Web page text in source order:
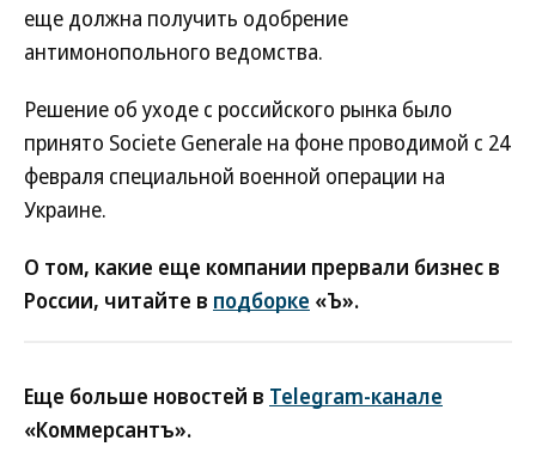
еще должна получить одобрение
антимонопольного ведомства.
Решение об уходе с российского рынка было
принято Societe Generale на фоне проводимой с 24
февраля специальной военной операции на
Украине.
О том, какие еще компании прервали бизнес в
России, читайте в подборке «Ъ».
Еще больше новостей в Telegram-канале
«Коммерсантъ».